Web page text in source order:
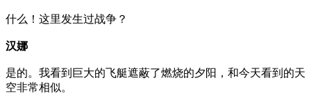
什么！这里发生过战争？
汉娜
是的。我看到巨大的飞艇遮蔽了燃烧的夕阳，和今天看到的天
空非常相似。